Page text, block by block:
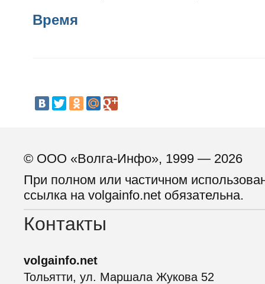
Время
© ООО «Волга-Инфо», 1999 — 2026
При полном или частичном
ссылка на volgainfo.net обязательна.
Контакты
volgainfo.net
Тольятти, ул. Маршала Жукова 52